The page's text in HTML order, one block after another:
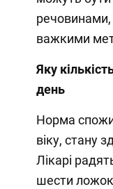
важкими
Яку
день
Норма
віку, стану
Лікарі
шести